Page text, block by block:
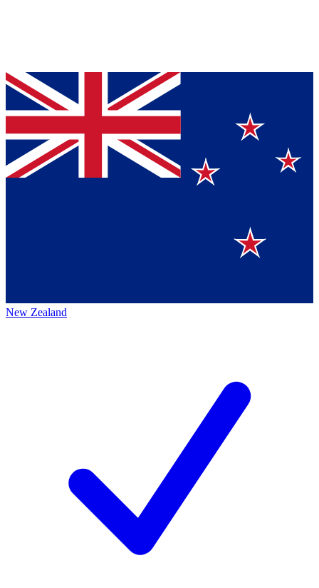
New Zealand